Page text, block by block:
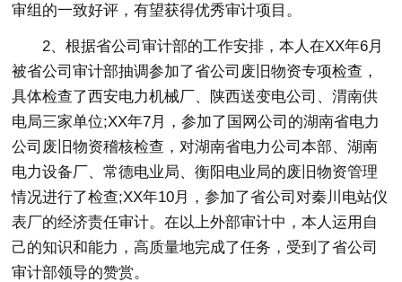
审组的一致好评，有望获得优秀审计项目。
2、根据省公司审计部的工作安排，本人在XX年6月
被省公司审计部抽调参加了省公司废旧物资专项检查，
具体检查了西安电力机械厂、陕西送变电公司、渭南供
电局三家单位;XX年7月，参加了国网公司的湖南省电力
公司废旧物资稽核检查，对湖南省电力公司本部、湖南
电力设备厂、常德电业局、衡阳电业局的废旧物资管理
情况进行了检查;XX年10月，参加了省公司对秦川电站仪
表厂的经济责任审计。在以上外部审计中，本人运用自
己的知识和能力，高质量地完成了任务，受到了省公司
审计部领导的赞赏。